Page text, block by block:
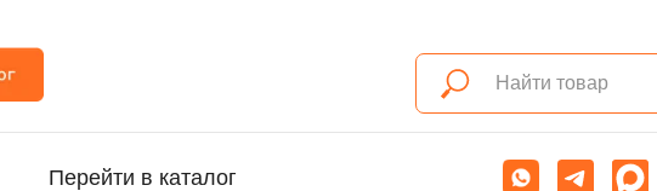
Перейти в каталог